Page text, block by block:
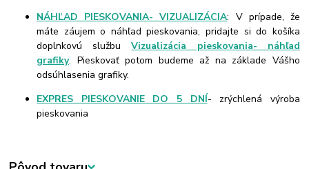
NÁHĽAD PIESKOVANIA- VIZUALIZÁCIA: V prípade, že
máte záujem o náhľad pieskovania, pridajte si do košíka
doplnkovú službuVizualizácia pieskovania- náhľad
grafiky. Pieskovať potom budeme až na základe Vášho
odsúhlasenia grafiky.
EXPRES PIESKOVANIE DO 5 DNÍ- zrýchlená výroba
pieskovania